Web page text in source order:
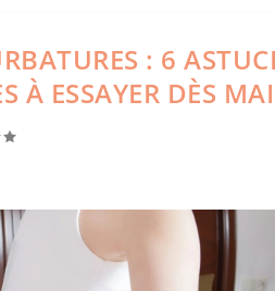
: 6
À ESSAYER DÈS